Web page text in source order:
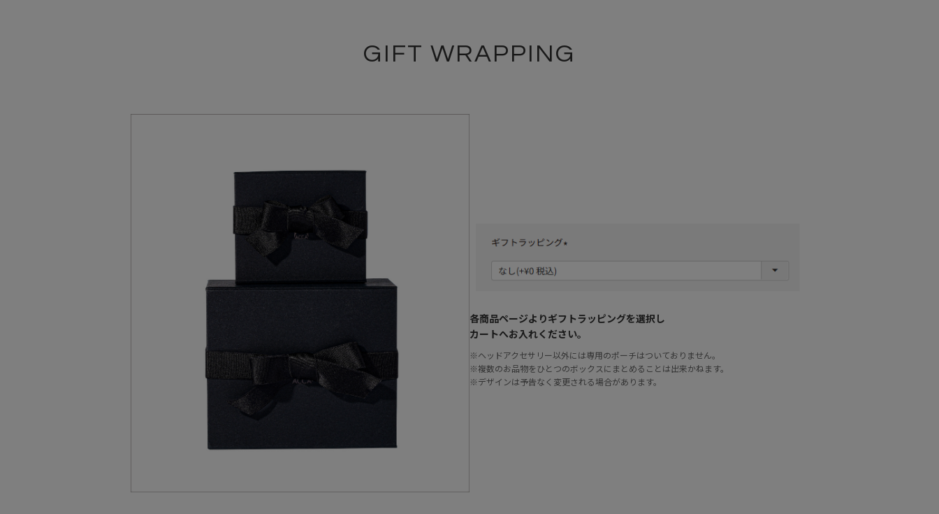
GIFT WRAPPING
各商品ページよりギフトラッピングを選択し
カートへお入れください。
※ヘッドアクセサリー以外には専用のポーチはついておりません。
※複数のお品物をひとつのボックスにまとめることは出来かねます。
※デザインは予告なく変更される場合があります。